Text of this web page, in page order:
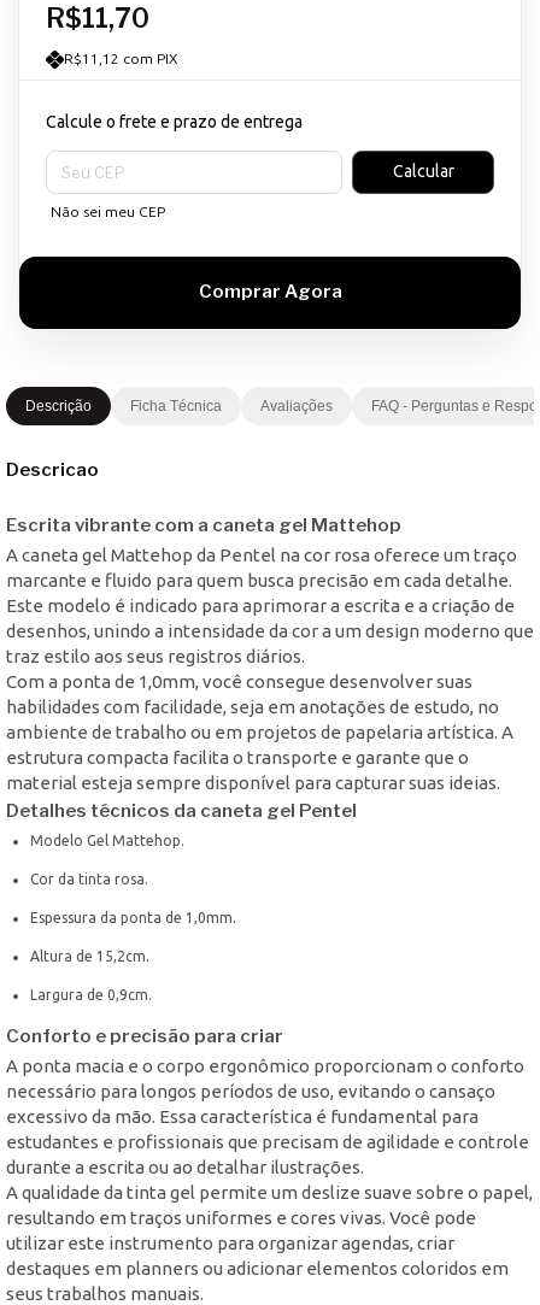
R$11,70
R$11,12 com PIX
Calcule o frete e prazo de entrega
Entregas para o CEP:
Calcular
Não sei meu CEP
Descrição Ficha Técnica Avaliações FAQ - Perguntas e
Descricao
Escrita vibrante com a caneta gel Mattehop
A caneta gel Mattehop da Pentel na cor rosa oferece um traço
marcante e fluido para quem busca precisão em cada detalhe.
Este modelo é indicado para aprimorar a escrita e a criação de
desenhos, unindo a intensidade da cor a um design moderno que
traz estilo aos seus registros diários.
Com a ponta de 1,0mm, você consegue desenvolver suas
habilidades com facilidade, seja em anotações de estudo, no
ambiente de trabalho ou em projetos de papelaria artística. A
estrutura compacta facilita o transporte e garante que o
material esteja sempre disponível para capturar suas ideias.
Detalhes técnicos da caneta gel Pentel
Modelo Gel Mattehop.
Cor da tinta rosa.
Espessura da ponta de 1,0mm.
Altura de 15,2cm.
Largura de 0,9cm.
Conforto e precisão para criar
A ponta macia e o corpo ergonômico proporcionam o conforto
necessário para longos períodos de uso, evitando o cansaço
excessivo da mão. Essa característica é fundamental para
estudantes e profissionais que precisam de agilidade e controle
durante a escrita ou ao detalhar ilustrações.
A qualidade da tinta gel permite um deslize suave sobre o papel,
resultando em traços uniformes e cores vivas. Você pode
utilizar este instrumento para organizar agendas, criar
destaques em planners ou adicionar elementos coloridos em
seus trabalhos manuais.